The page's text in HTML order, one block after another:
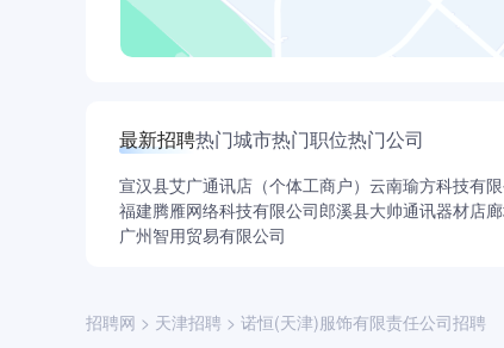
最新招聘热门城市热门职位热门公司
宣汉县艾广通讯店（个体工商户） 云南瑜方科技有
福建腾雁网络科技有限公司郎溪县大帅通讯器材店
广州智用贸易有限公司
招聘网 > 天津招聘 > 诺恒(天津)服饰有限责任公司招聘